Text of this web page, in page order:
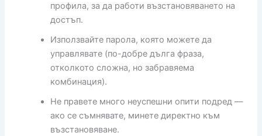
профила, за да работи възстановяването на
достъп.
Използвайте парола, която можете да
управлявате (по-добре дълга фраза,
отколкото сложна, но забравяема
комбинация).
Не правете много неуспешни опити подред —
ако се съмнявате, минете директно към
възстановяване.